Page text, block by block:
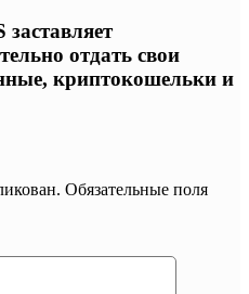
отдать свои
криптокошельки и
Обязательные поля